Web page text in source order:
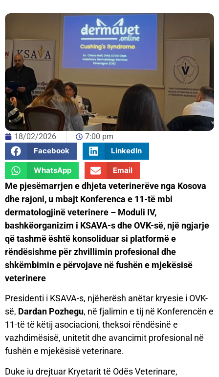
18/02/2026
7:00 pm
Facebook
LinkedIn
WhatsApp Email
Me pjesëmarrjen e dhjeta veterinerëve nga Kosova
dhe rajoni, u mbajt Konferenca e 11-të mbi
dermatologjinë veterinere – Moduli IV,
bashkëorganizim i KSAVA-s dhe OVK-së, një ngjarje
që tashmë është konsoliduar si platformë e
rëndësishme për zhvillimin profesional dhe
shkëmbimin e përvojave në fushën e mjekësisë
veterinere
Presidenti i KSAVA-s, njëherësh anëtar kryesie i OVK-
së, Dardan Pozhegu, në fjalimin e tij në Konferencën e
11-të të këtij asociacioni, theksoi rëndësinë e
vazhdimësisë, unitetit dhe avancimit profesional në
fushën e mjekësisë veterinare.
Duke iu drejtuar Kryetarit të Odës Veterinare,